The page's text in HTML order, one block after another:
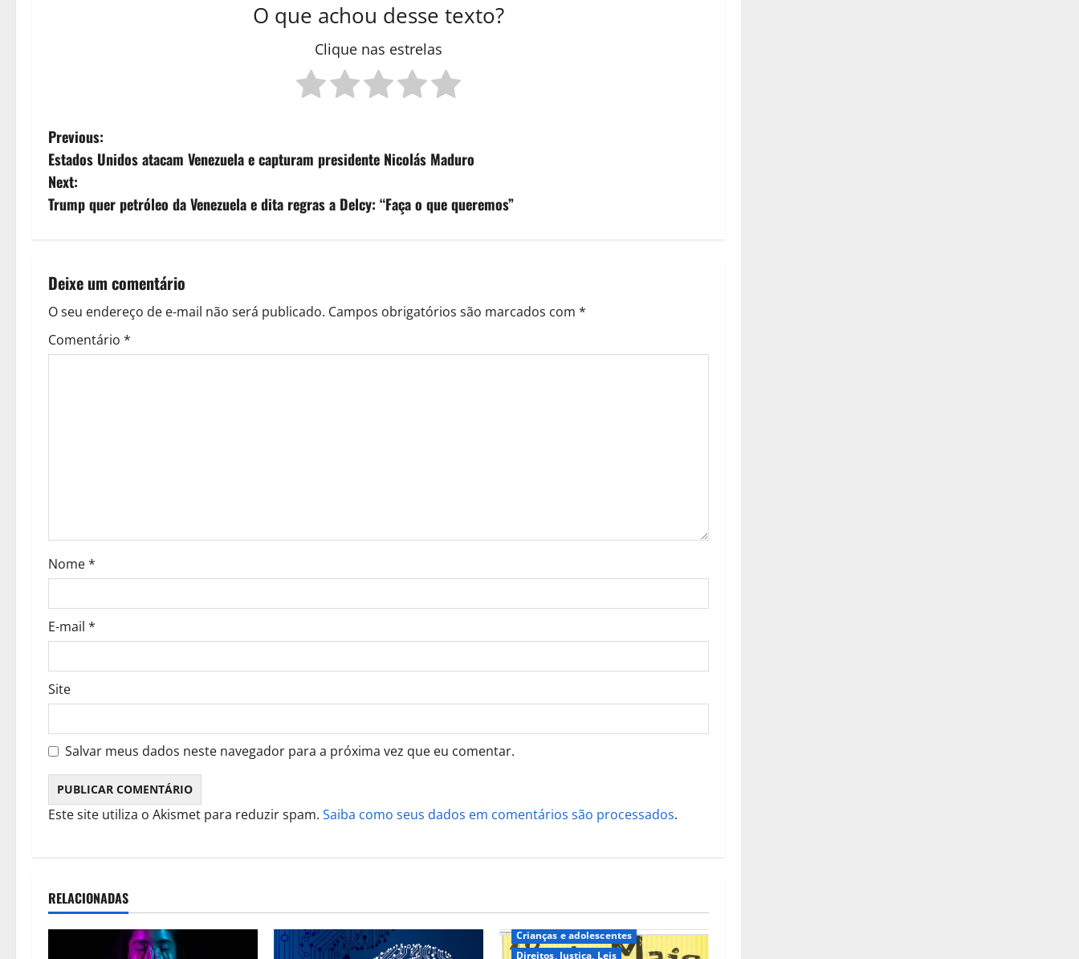
O que achou desse texto?
Clique nas estrelas
P
o
s
n
a
v
o
n
Previous:
Estados Unidos atacam Venezuela e capturam presidente Nicolás Maduro
Next:
Trump quer petróleo da Venezuela e dita regras a Delcy: “Faça o que queremos”
Deixe um comentário
O seu endereço de e-mail não será publicado. Campos obrigatórios são marcados com *
Comentário *
Nome*
E-mail *
Site
Salvar meus dados neste navegador para a próxima vez que eu comentar.
Este site utiliza o Akismet para reduzir spam. Saiba como seus dados em comentários são processados.
RELACIONADAS
Crianças e adolescentes
Direitos, Justiça, Leis